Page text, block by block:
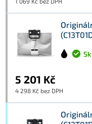
5 201 Kč
4 298 Kč bez DPH